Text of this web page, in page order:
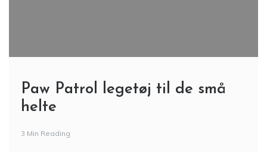
Paw Patrol legetøj til de små
helte
3 Min Reading